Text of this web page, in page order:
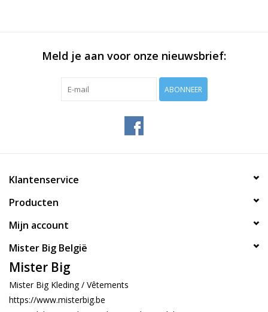
Meld je aan voor onze nieuwsbrief:
ABONNEER
Klantenservice
Producten
Mijn account
Mister Big België
Mister Big
Mister Big Kleding / Vêtements
https://www.misterbig.be